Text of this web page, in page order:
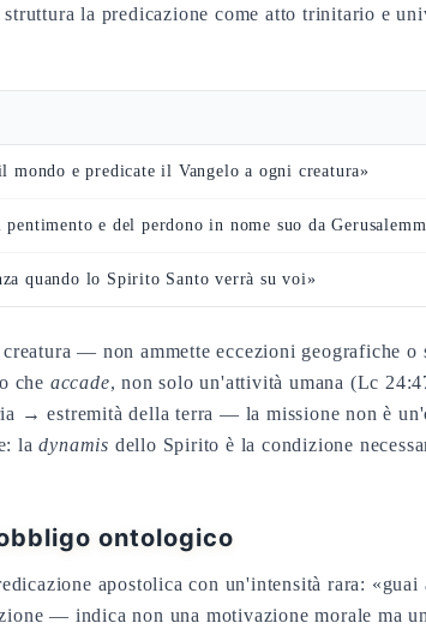
la predicazione come atto trinitario e
mondo e predicate il Vangelo a ogni creatura»
pentimento e del perdono in nome suo da
quando lo Spirito Santo verrà su voi»
— non ammette eccezioni geografiche
che accade, non solo un'attività umana (Lc
→ estremità della terra — la missione non è
ladynamis dello Spirito è la condizione
ontologico
apostolica con un'intensità rara:
— indica non una motivazione morale ma